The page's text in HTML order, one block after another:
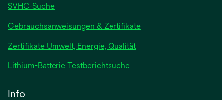
SVHC-Suche
Gebrauchsanweisungen & Zertifikatewird
Zertifikate Umwelt, Energie, Qualität
Lithium-Batterie Testberichtsuchewird
Info